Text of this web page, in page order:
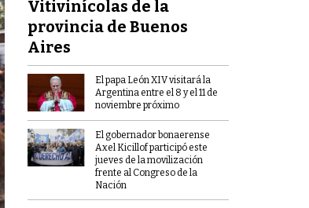
Vitivinícolas de la
provincia de Buenos
Aires
El papa León XIV visitará la
Argentina entre el 8 y el 11 de
noviembre próximo
El gobernador bonaerense
Axel Kicillof participó este
jueves de la movilización
frente al Congreso de la
Nación